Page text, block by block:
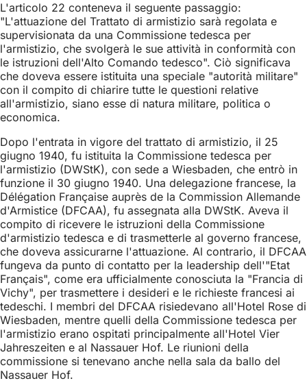
L'articolo 22 conteneva il seguente passaggio:
"L'attuazione del Trattato di armistizio sarà regolata e
supervisionata da una Commissione tedesca per
l'armistizio, che svolgerà le sue attività in conformità con
le istruzioni dell'Alto Comando tedesco". Ciò significava
che doveva essere istituita una speciale "autorità militare"
con il compito di chiarire tutte le questioni relative
all'armistizio, siano esse di natura militare, politica o
economica.
Dopo l'entrata in vigore del trattato di armistizio, il 25
giugno 1940, fu istituita la Commissione tedesca per
l'armistizio (DWStK), con sede a Wiesbaden, che entrò in
funzione il 30 giugno 1940. Una delegazione francese, la
Délégation Française auprès de la Commission Allemande
d'Armistice (DFCAA), fu assegnata alla DWStK. Aveva il
compito di ricevere le istruzioni della Commissione
d'armistizio tedesca e di trasmetterle al governo francese,
che doveva assicurarne l'attuazione. Al contrario, il DFCAA
fungeva da punto di contatto per la leadership dell'"Etat
Français", come era ufficialmente conosciuta la "Francia di
Vichy", per trasmettere i desideri e le richieste francesi ai
tedeschi. I membri del DFCAA risiedevano all'Hotel Rose di
Wiesbaden, mentre quelli della Commissione tedesca per
l'armistizio erano ospitati principalmente all'Hotel Vier
Jahreszeiten e al Nassauer Hof. Le riunioni della
commissione si tenevano anche nella sala da ballo del
Nassauer Hof.